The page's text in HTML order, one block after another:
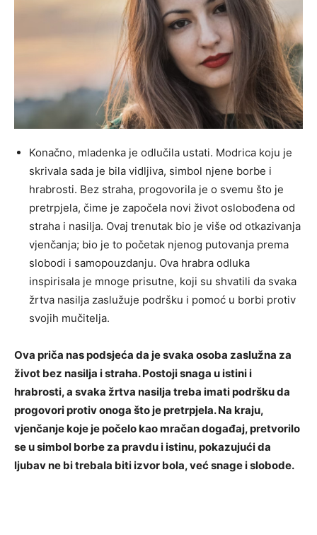
Konačno, mladenka je odlučila ustati. Modrica koju je
skrivala sada je bila vidljiva, simbol njene borbe i
hrabrosti. Bez straha, progovorila je o svemu što je
pretrpjela, čime je započela novi život oslobođena od
straha i nasilja. Ovaj trenutak bio je više od otkazivanja
vjenčanja; bio je to početak njenog putovanja prema
slobodi i samopouzdanju. Ova hrabra odluka
inspirisala je mnoge prisutne, koji su shvatili da svaka
žrtva nasilja zaslužuje podršku i pomoć u borbi protiv
svojih mučitelja.
Ova priča nas podsjeća da je svaka osoba zaslužna za
život bez nasilja i straha. Postoji snaga u istini i
hrabrosti, a svaka žrtva nasilja treba imati podršku da
progovori protiv onoga što je pretrpjela. Na kraju,
vjenčanje koje je počelo kao mračan događaj, pretvorilo
se u simbol borbe za pravdu i istinu, pokazujući da
ljubav ne bi trebala biti izvor bola, već snage i slobode.